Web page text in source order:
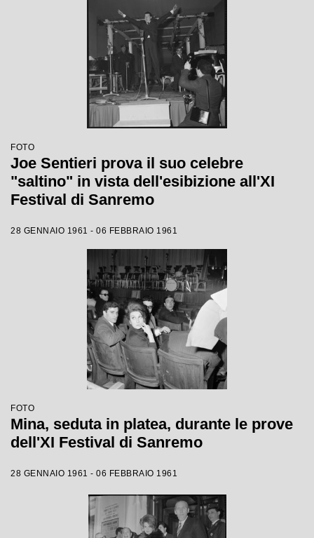
FOTO
Joe Sentieri prova il suo celebre
"saltino" in vista dell'esibizione all'XI
Festival di Sanremo
28 GENNAIO 1961 - 06 FEBBRAIO 1961
FOTO
Mina, seduta in platea, durante le prove
dell'XI Festival di Sanremo
28 GENNAIO 1961 - 06 FEBBRAIO 1961